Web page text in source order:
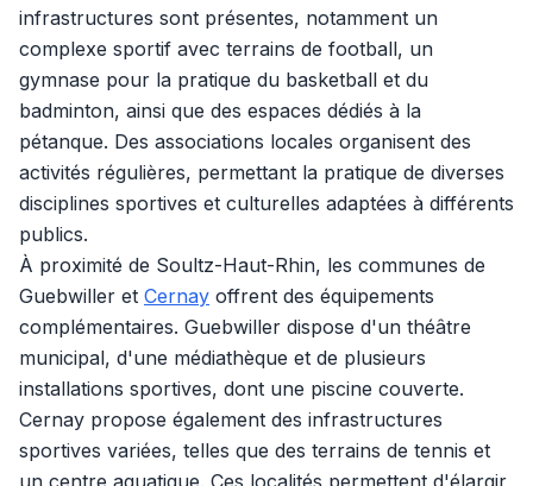
infrastructures sont présentes, notamment un
complexe sportif avec terrains de football, un
gymnase pour la pratique du basketball et du
badminton, ainsi que des espaces dédiés à la
pétanque. Des associations locales organisent des
activités régulières, permettant la pratique de diverses
disciplines sportives et culturelles adaptées à différents
publics.
À proximité de Soultz-Haut-Rhin, les communes de
Guebwiller et Cernay offrent des équipements
complémentaires. Guebwiller dispose d'un théâtre
municipal, d'une médiathèque et de plusieurs
installations sportives, dont une piscine couverte.
Cernay propose également des infrastructures
sportives variées, telles que des terrains de tennis et
un centre aquatique. Ces localités permettent d'élargir